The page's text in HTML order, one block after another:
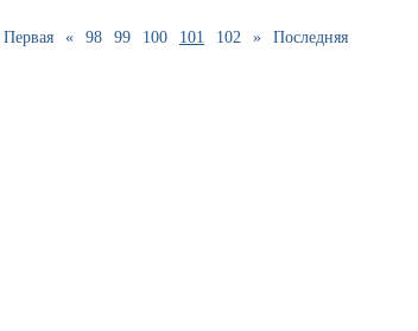
Первая « 98 99 100 101 102 » Последняя